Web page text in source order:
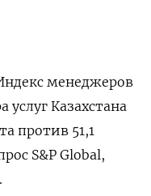
менеджеров
услуг Казахстана
против 51,1
S&P Global,